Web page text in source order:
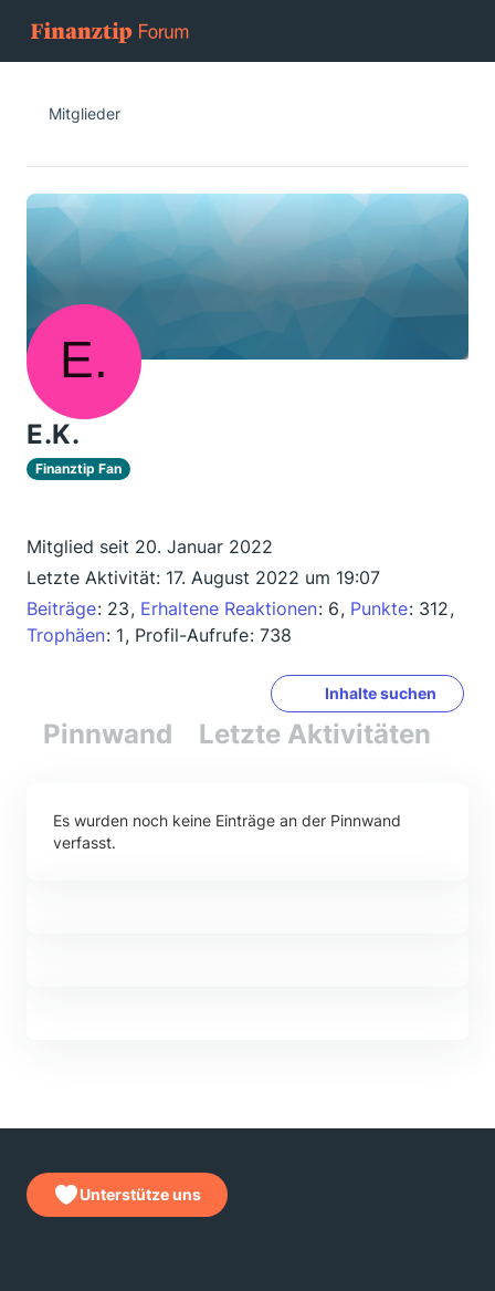
Mitglieder
E.K.
Finanztip Fan
Mitglied seit 20. Januar 2022
Letzte Aktivität: 17. August 2022 um 19:07
Beiträge 23 Erhaltene Reaktionen 6 Punkte 312
Trophäen 1 Profil-Aufrufe 738
Inhalte suchen
Pinnwand Letzte Aktivitäten
Es wurden noch keine Einträge an der Pinnwand
verfasst.
Unterstütze uns